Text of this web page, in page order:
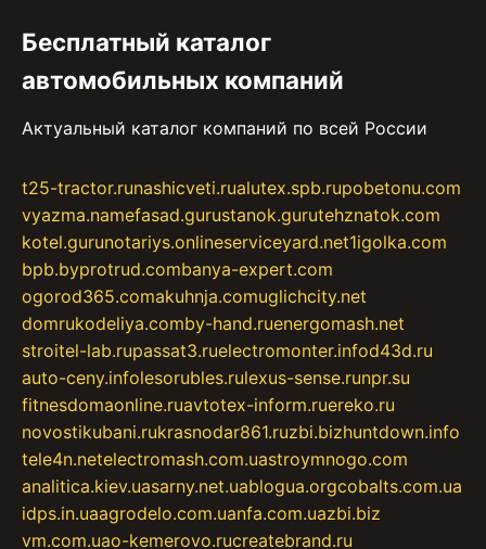
Бесплатный каталог
автомобильных компаний
Актуальный каталог компаний по всей России
t25-tractor.runashicveti.rualutex.spb.rupobetonu.com
vyazma.namefasad.gurustanok.gurutehznatok.com
kotel.gurunotariys.onlineserviceyard.net1igolka.com
bpb.byprotrud.combanya-expert.com
ogorod365.comakuhnja.comuglichcity.net
domrukodeliya.comby-hand.ruenergomash.net
stroitel-lab.rupassat3.ruelectromonter.infod43d.ru
auto-ceny.infolesorubles.rulexus-sense.runpr.su
fitnesdomaonline.ruavtotex-inform.ruereko.ru
novostikubani.rukrasnodar861.ruzbi.bizhuntdown.info
tele4n.netelectromash.com.uastroymnogo.com
analitica.kiev.uasarny.net.uablogua.orgcobalts.com.ua
idps.in.uaagrodelo.com.uanfa.com.uazbi.biz
vm.com.uao-kemerovo.rucreatebrand.ru